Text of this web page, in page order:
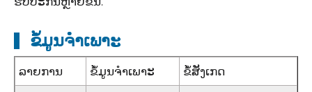
ຂໍ້ມູນຈໍາເພາະ
ລາຍການ ຂໍ້ມູນຈໍາເພາະ ຂໍ້ສັງເກດ